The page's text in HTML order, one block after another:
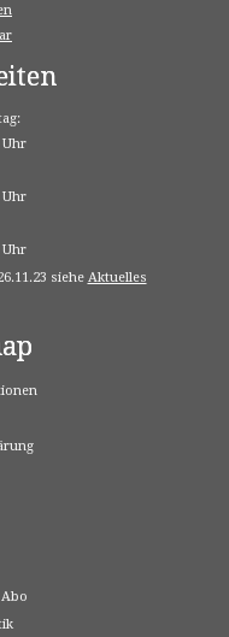
Uhr
Uhr
Uhr
siehe Aktuelles